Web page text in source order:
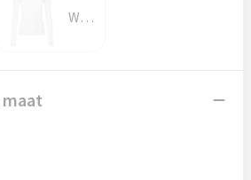
White
maat